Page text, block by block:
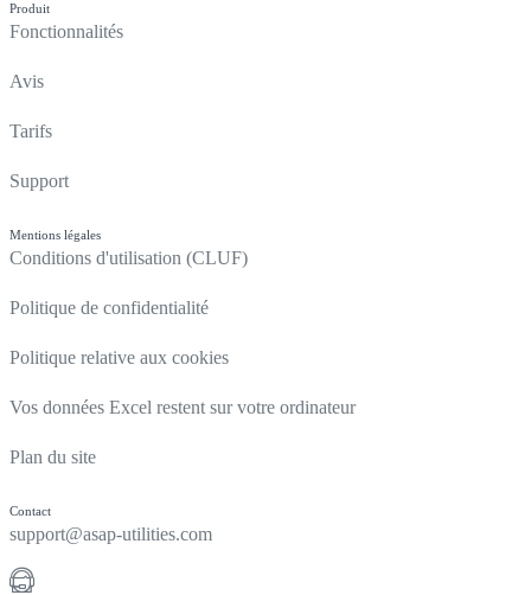
Produit
Fonctionnalités
Avis
Tarifs
Support
Mentions légales
Conditions d'utilisation (CLUF)
Politique de confidentialité
Politique relative aux cookies
Vos données Excel restent sur votre ordinateur
Plan du site
Contact
support@asap-utilities.com